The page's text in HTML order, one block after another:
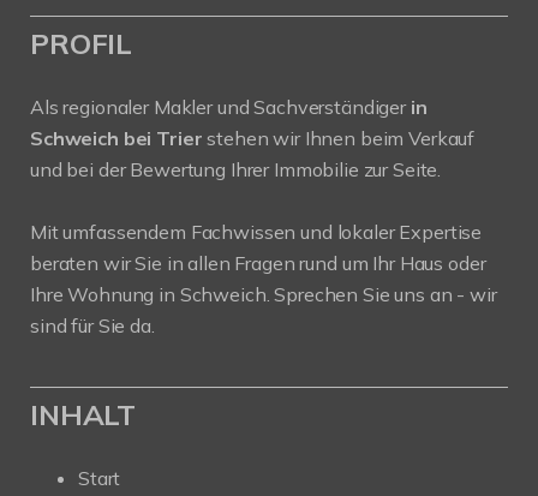
PROFIL
Als regionaler Makler und Sachverständigerin
Schweich bei Trierstehen wir Ihnen beim Verkauf
und bei der Bewertung Ihrer Immobilie zur Seite.
Mit umfassendem Fachwissen und lokaler Expertise
beraten wir Sie in allen Fragen rund um Ihr Haus oder
Ihre Wohnung in Schweich. Sprechen Sie uns an - wir
sind für Sie da.
INHALT
Start